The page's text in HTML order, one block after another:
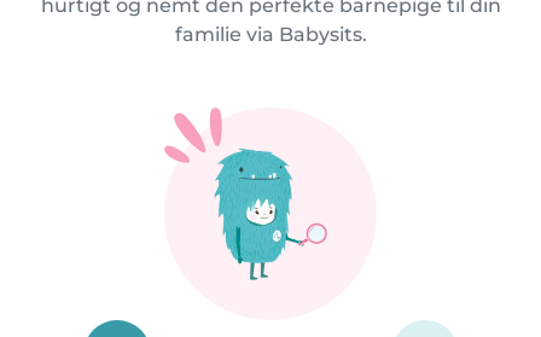
hurtigt og nemt den perfekte barnepige til din
familie via Babysits.